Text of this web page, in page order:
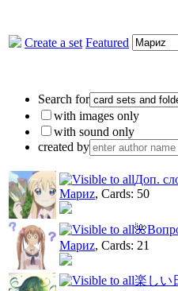
Create a set Featured
Search for
with images only
with sound only
created by
Доп.
Мариz, Cards: 50
Мариz, Cards: 21
楽しい